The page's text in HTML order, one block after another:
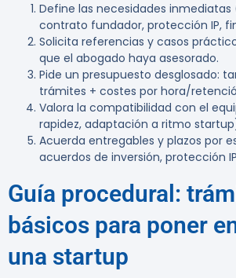
Define las necesidades
contrato fundador, protección IP,
Solicita referencias y casos
que el abogado haya asesorado.
Pide un presupuesto desglosado:
trámites + costes por hora/
Valora la compatibilidad con el
rapidez, adaptación a ritmo
Acuerda entregables y plazos por
acuerdos de inversión, protección
Guía procedural:
básicos para poner
una startup